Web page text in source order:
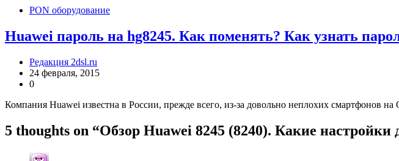
PON оборудование
Huawei пароль на hg8245. Как поменять? Как узнать
Редакция 2dsl.ru
24 февраля, 2015
0
Компания Huawei известна в России, прежде всего, из-за довольно неплохих смартфонов
5 thoughts on “Обзор Huawei 8245 (8240). Какие настройки